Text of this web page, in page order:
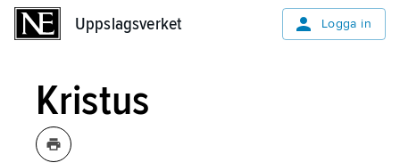
Uppslagsverket Logga in
Kristus